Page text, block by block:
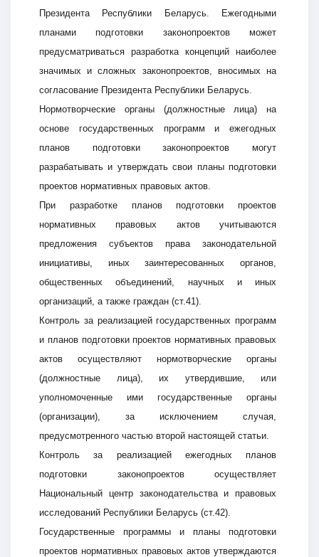
Президента Республики Беларусь. Ежегодными
планами подготовки законопроектов может
предусматриваться разработка концепций наиболее
значимых и сложных законопроектов, вносимых на
согласование Президента Республики Беларусь.
Нормотворческие органы (должностные лица) на
основе государственных программ и ежегодных
планов подготовки законопроектов могут
разрабатывать и утверждать свои планы подготовки
проектов нормативных правовых актов.
При разработке планов подготовки проектов
нормативных правовых актов учитываются
предложения субъектов права законодательной
инициативы, иных заинтересованных органов,
общественных объединений, научных и иных
организаций, а также граждан (ст.41).
Контроль за реализацией государственных программ
и планов подготовки проектов нормативных правовых
актов осуществляют нормотворческие органы
(должностные лица), их утвердившие, или
уполномоченные ими государственные органы
(организации), за исключением случая,
предусмотренного частью второй настоящей статьи.
Контроль за реализацией ежегодных планов
подготовки законопроектов осуществляет
Национальный центр законодательства и правовых
исследований Республики Беларусь (ст.42).
Государственные программы и планы подготовки
проектов нормативных правовых актов утверждаются